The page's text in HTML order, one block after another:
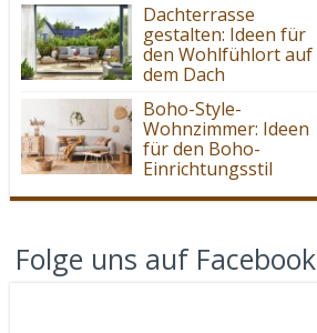
Dachterrasse
gestalten: Ideen für
den Wohlfühlort auf
dem Dach
Boho-Style-
Wohnzimmer: Ideen
für den Boho-
Einrichtungsstil
Folge uns auf Facebook